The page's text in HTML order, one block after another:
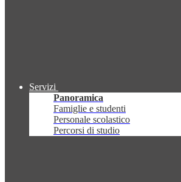
Servizi
Panoramica
Famiglie e studenti
Personale scolastico
Percorsi di studio